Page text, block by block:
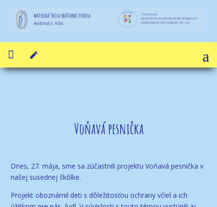
 
Voňavá pesnička
Dnes, 27. mája, sme sa zúčastnili projektu Voňavá pesnička v
našej susednej škôlke.
Projekt oboznámil deti s dôležitosťou ochrany včiel a ich